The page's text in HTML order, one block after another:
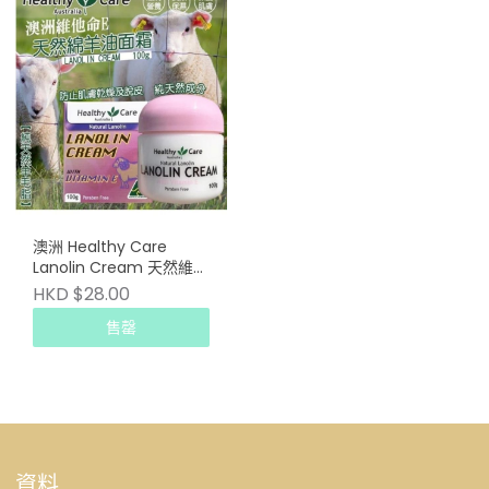
澳洲 Healthy Care
Lanolin Cream 天然維他
命E綿羊油面霜 100g
HKD $28.00
售罄